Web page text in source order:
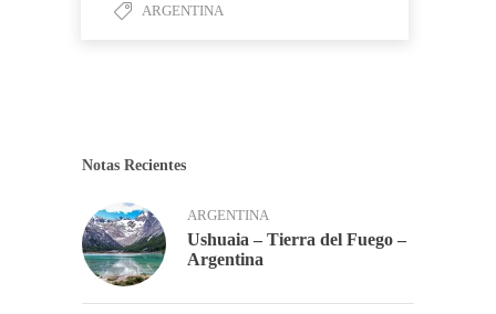
ARGENTINA
Notas Recientes
ARGENTINA
Ushuaia – Tierra del Fuego –
Argentina